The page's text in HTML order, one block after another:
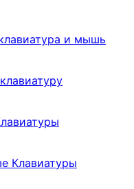
и мышь
Клавиатуры